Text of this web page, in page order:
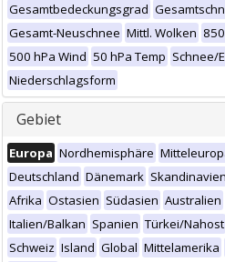
Gesamtbedeckungsgrad
Gesamt-Neuschnee Mittl. Wolken
500 hPa Wind 50 hPa Temp Schnee/
Niederschlagsform
Gebiet
Europa Nordhemisphäre
Deutschland Dänemark Skandinavien
Afrika Ostasien Südasien Australien
Italien/Balkan Spanien Türkei/Nahost
Schweiz Island Global Mittelamerika